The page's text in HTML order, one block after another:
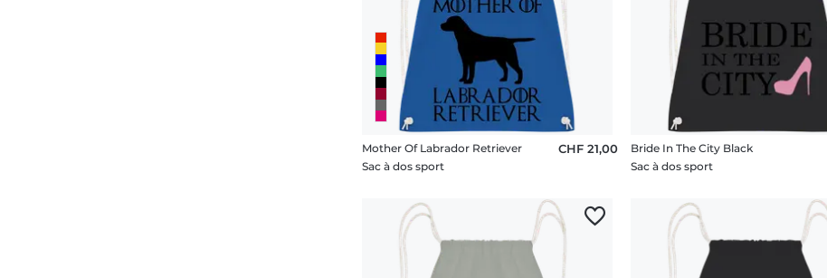
Mother Of Labrador Retriever
Sac à dos sport
CHF 21,00
Bride In The City Black
Sac à dos sport